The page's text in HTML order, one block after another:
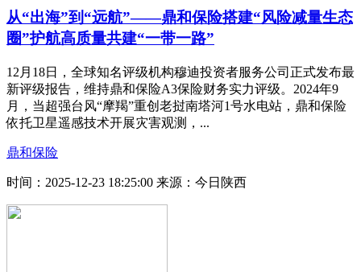
从“出海”到“远航”——鼎和保险搭建“风险减量生态
圈”护航高质量共建“一带一路”
12月18日，全球知名评级机构穆迪投资者服务公司正式发布最
新评级报告，维持鼎和保险A3保险财务实力评级。2024年9
月，当超强台风“摩羯”重创老挝南塔河1号水电站，鼎和保险
依托卫星遥感技术开展灾害观测，...
鼎和保险
时间：2025-12-23 18:25:00 来源：今日陕西